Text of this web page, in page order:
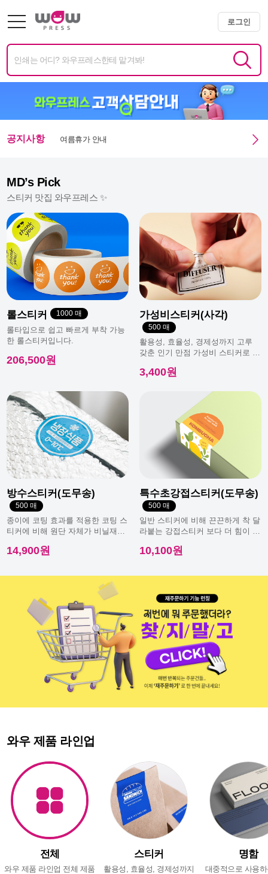
로그인
공지사항
미니배너 용지 변경 및 단가 인상 안내
엑스트라 매쉬멜로우 350g 주문 정상화 안내
MD’s Pick
스티커 맛집 와우프레스 ✨
롤스티커 1000 매
롤타입으로 쉽고 빠르게 부착 가능
한 롤스티커입니다.
206,500원
가성비스티커(사각)
500 매
활용성, 효율성, 경제성까지 고루
갖춘 인기 만점 가성비 스티커로 일
3,400원
방수스티커(도무송)
500 매
종이에 코팅 효과를 적용한 코팅 스
티커에 비해 원단 자체가 비닐재질
14,900원
특수초강접스티커(도무송)
500 매
일반 스티커에 비해 끈끈하게 착 달
라붙는 강접스티커 보다 더 힘이 남
10,100원
와우 제품 라인업
전체
와우 제품 라인업 전체 제품
스티커
활용성, 효율성, 경제성까지
명함
대중적으로 사용